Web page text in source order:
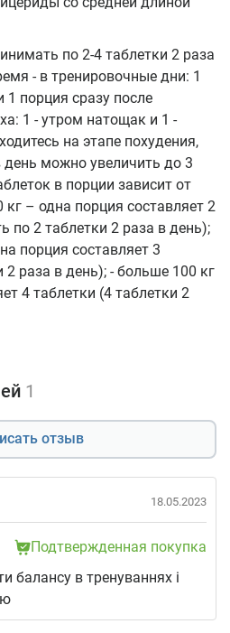
по 2-4 таблетки 2 раза
- в тренировочные дни: 1
1 порция сразу после
1 - утром натощак и 1 -
на этапе похудения,
день можно увеличить до 3
в порции зависит от
кг – одна порция составляет 2
по 2 таблетки 2 раза в день);
порция составляет 3
2 раза в день); - больше 100 кг
4 таблетки (4 таблетки 2
1
отзыв
18.05.2023
Подтвержденная покупка
балансу в тренуваннях і